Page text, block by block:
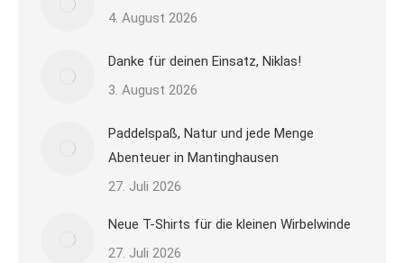
4. August 2026
Danke für deinen Einsatz, Niklas!
3. August 2026
Paddelspaß, Natur und jede Menge
Abenteuer in Mantinghausen
27. Juli 2026
Neue T-Shirts für die kleinen Wirbelwinde
27. Juli 2026